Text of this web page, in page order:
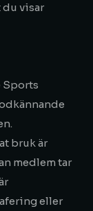
du visar
Sports
bruk är
medlem tar
eller